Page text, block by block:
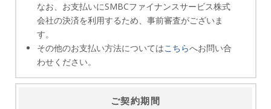
なお、お支払いにSMBCファイナンスサービス株式
会社の決済を利用するため、事前審査がございま
す。
その他のお支払い方法についてはこちらへお問い合
わせください。
ご契約期間